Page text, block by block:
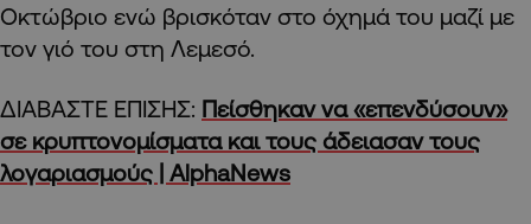
Οκτώβριο ενώ βρισκόταν στο όχημά του μαζί με
τον γιό του στη Λεμεσό.
ΔΙΑΒΑΣΤΕ ΕΠΙΣΗΣ: Πείσθηκαν να «επενδύσουν»
σε κρυπτονομίσματα και τους άδειασαν τους
λογαριασμούς | AlphaNews